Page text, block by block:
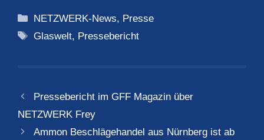
Kategorien
NETZWERK-News, Presse
Schlagwörter
Glaswelt, Pressebericht
Pressebericht im GFF Magazin über
NETZWERK Frey
Ammon Beschlägehandel aus Nürnberg ist ab